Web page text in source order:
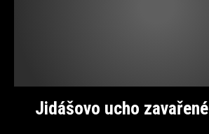
Jidášovo ucho zavařené